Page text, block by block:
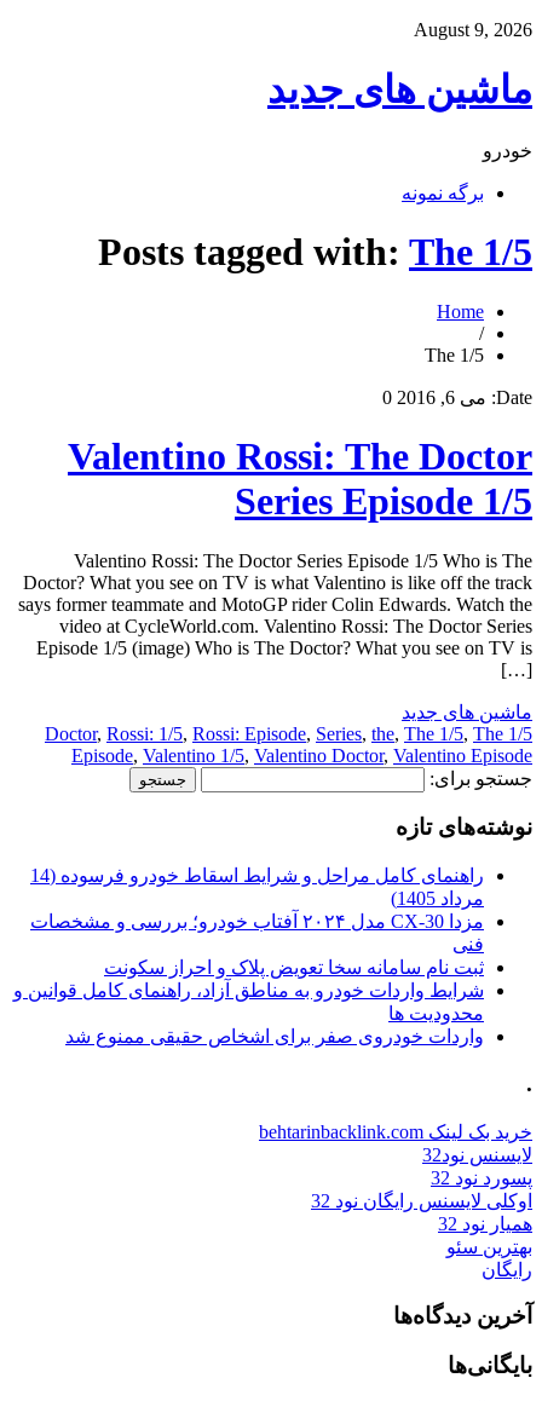
August 9, 2026
ماشین های جدید
خودرو
برگه نمونه
Posts tagged with: The 1/5
Home
/
The 1/5
Date: می 6, 2016 0
Valentino Rossi: The Doctor
Series Episode 1/5
Valentino Rossi: The Doctor Series Episode 1/5 Who is The
Doctor? What you see on TV is what Valentino is like off the track
says former teammate and MotoGP rider Colin Edwards. Watch the
video at CycleWorld.com. Valentino Rossi: The Doctor Series
Episode 1/5 (image) Who is The Doctor? What you see on TV is
[…]
ماشین های جدید
1/5 Doctor
, Rossi: 1/5, Rossi: Episode, Series, the, The 1/5, The
Episode, Valentino 1/5, Valentino Doctor, Valentino Episode
جستجو برای:
نوشته‌های تازه
راهنمای کامل مراحل و شرایط اسقاط خودرو فرسوده (14
مرداد 1405)
مزدا CX-30 مدل ۲۰۲۴ آفتاب خودرو؛ بررسی و مشخصات
فنی
ثبت نام سامانه سخا تعویض پلاک و احراز سکونت
شرایط واردات خودرو به مناطق آزاد، راهنمای کامل قوانین و
محدودیت ها
واردات خودروی صفر برای اشخاص حقیقی ممنوع شد
.
خرید بک لینک behtarinbacklink.com
لایسنس نود32
پسورد نود 32
اوکلی لایسنس رایگان نود 32
همیار نود 32
بهترین سئو
رایگان
آخرین دیدگاه‌ها
بایگانی‌ها